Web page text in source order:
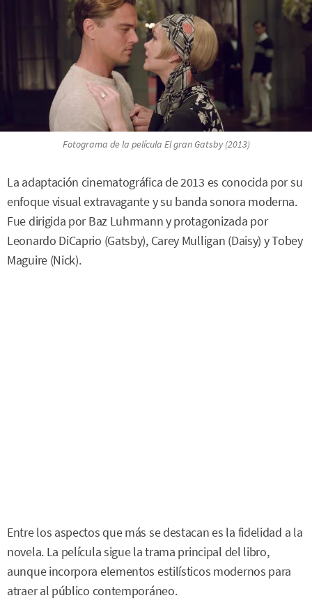
Fotograma de la película El gran Gatsby (2013)
La adaptación cinematográfica de 2013 es conocida por su
enfoque visual extravagante y su banda sonora moderna.
Fue dirigida por Baz Luhrmann y protagonizada por
Leonardo DiCaprio (Gatsby), Carey Mulligan (Daisy) y Tobey
Maguire (Nick).
Entre los aspectos que más se destacan es la fidelidad a la
novela. La película sigue la trama principal del libro,
aunque incorpora elementos estilísticos modernos para
atraer al público contemporáneo.